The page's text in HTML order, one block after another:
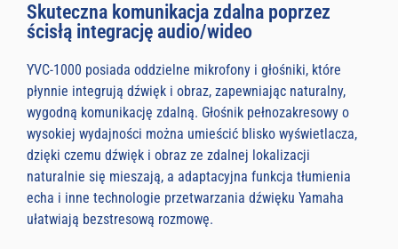
Skuteczna komunikacja zdalna poprzez
ścisłą integrację audio/wideo
YVC-1000 posiada oddzielne mikrofony i głośniki, które
płynnie integrują dźwięk i obraz, zapewniając naturalny,
wygodną komunikację zdalną. Głośnik pełnozakresowy o
wysokiej wydajności można umieścić blisko wyświetlacza,
dzięki czemu dźwięk i obraz ze zdalnej lokalizacji
naturalnie się mieszają, a adaptacyjna funkcja tłumienia
echa i inne technologie przetwarzania dźwięku Yamaha
ułatwiają bezstresową rozmowę.